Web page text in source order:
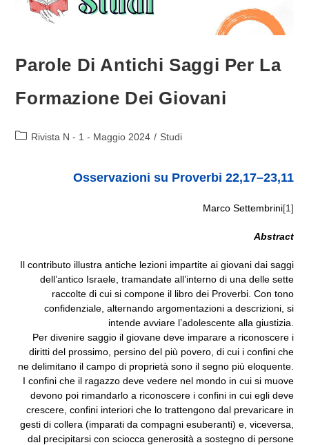
Parole Di Antichi Saggi Per La
Formazione Dei Giovani
Categoria
Rivista N - 1 - Maggio 2024 / Studi
Osservazioni su Proverbi 22,17–23,11
Marco Settembrini[1]
Abstract
Il contributo illustra antiche lezioni impartite ai giovani dai saggi
dell’antico Israele, tramandate all’interno di una delle sette
raccolte di cui si compone il libro dei Proverbi. Con tono
confidenziale, alternando argomentazioni a descrizioni, si
intende avviare l’adolescente alla giustizia.
Per divenire saggio il giovane deve imparare a riconoscere i
diritti del prossimo, persino del più povero, di cui i confini che
ne delimitano il campo di proprietà sono il segno più eloquente.
I confini che il ragazzo deve vedere nel mondo in cui si muove
devono poi rimandarlo a riconoscere i confini in cui egli deve
crescere, confini interiori che lo trattengono dal prevaricare in
gesti di collera (imparati da compagni esuberanti) e, viceversa,
dal precipitarsi con sciocca generosità a sostegno di persone